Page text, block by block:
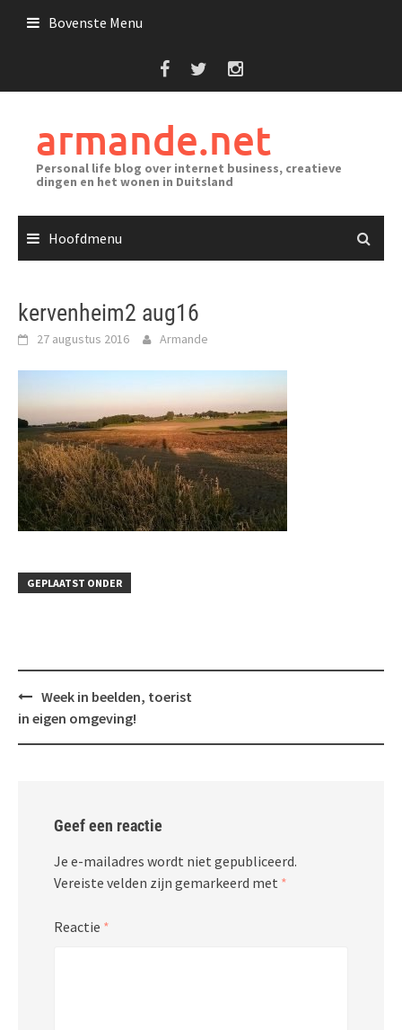
Bovenste Menu
armande.net
Personal life blog over internet business, creatieve
dingen en het wonen in Duitsland
Hoofdmenu
kervenheim2 aug16
27 augustus 2016 Armande
GEPLAATST ONDER
Bericht
navigatie
Week in beelden, toerist
in eigen omgeving!
Geef een reactie
Je e-mailadres wordt niet gepubliceerd.
Vereiste velden zijn gemarkeerd met *
Reactie *